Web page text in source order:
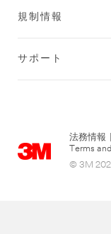
規制情報
サポート
法務情報
Terms
© 3M